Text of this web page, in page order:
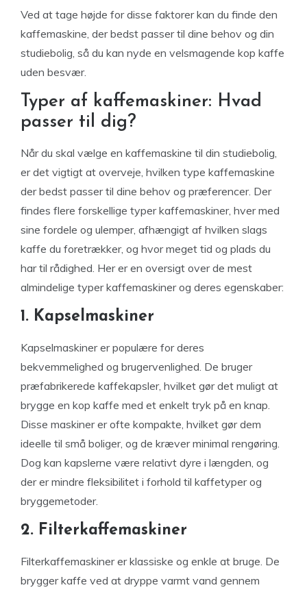
Ved at tage højde for disse faktorer kan du finde den
kaffemaskine, der bedst passer til dine behov og din
studiebolig, så du kan nyde en velsmagende kop kaffe
uden besvær.
Typer af kaffemaskiner: Hvad
passer til dig?
Når du skal vælge en kaffemaskine til din studiebolig,
er det vigtigt at overveje, hvilken type kaffemaskine
der bedst passer til dine behov og præferencer. Der
findes flere forskellige typer kaffemaskiner, hver med
sine fordele og ulemper, afhængigt af hvilken slags
kaffe du foretrækker, og hvor meget tid og plads du
har til rådighed. Her er en oversigt over de mest
almindelige typer kaffemaskiner og deres egenskaber:
1. Kapselmaskiner
Kapselmaskiner er populære for deres
bekvemmelighed og brugervenlighed. De bruger
præfabrikerede kaffekapsler, hvilket gør det muligt at
brygge en kop kaffe med et enkelt tryk på en knap.
Disse maskiner er ofte kompakte, hvilket gør dem
ideelle til små boliger, og de kræver minimal rengøring.
Dog kan kapslerne være relativt dyre i længden, og
der er mindre fleksibilitet i forhold til kaffetyper og
bryggemetoder.
2. Filterkaffemaskiner
Filterkaffemaskiner er klassiske og enkle at bruge. De
brygger kaffe ved at dryppe varmt vand gennem